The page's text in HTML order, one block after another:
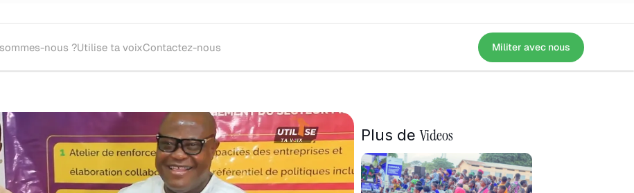
nous ?Utilise ta voixContactez-nous Militer avec nous
Plus de Videos